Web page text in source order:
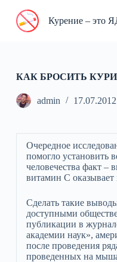
П
и
Курение – это
КАК БРОСИТЬ
admin 17.07.2012
Очередное
помогло установить
человечества факт –
витамин С оказывает
Сделать такие
доступными
публикации в
академии наук»,
после проведения
проведенных на